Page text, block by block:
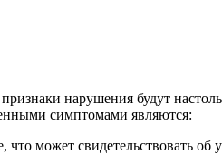
нарушения будут
симптомами являются:
может свидетельствовать